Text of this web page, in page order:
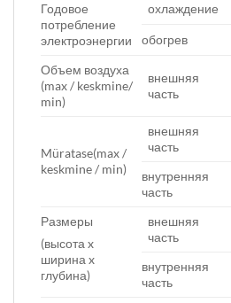
Годовое
потребление
электроэнергии
охлаждение
обогрев
Объем воздуха
(max / keskmine/
min)
внешняя
часть
Müratase(max /
keskmine / min)
внешняя
часть
внутренняя
часть
Размеры
(высота x
ширина x
глубина)
внешняя
часть
внутренняя
часть